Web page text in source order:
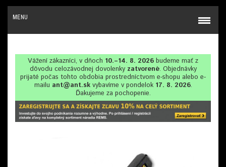
MENU
Vážení zákazníci, v dňoch 10.–14. 8. 2026 budeme mať z
dôvodu celozávodnej dovolenkyzatvorené. Objednávky
prijaté počas tohto obdobia prostredníctvom e-shopu alebo e-
mailu ant@ant.skvybavíme v pondelok 17. 8. 2026.
Ďakujeme za pochopenie.